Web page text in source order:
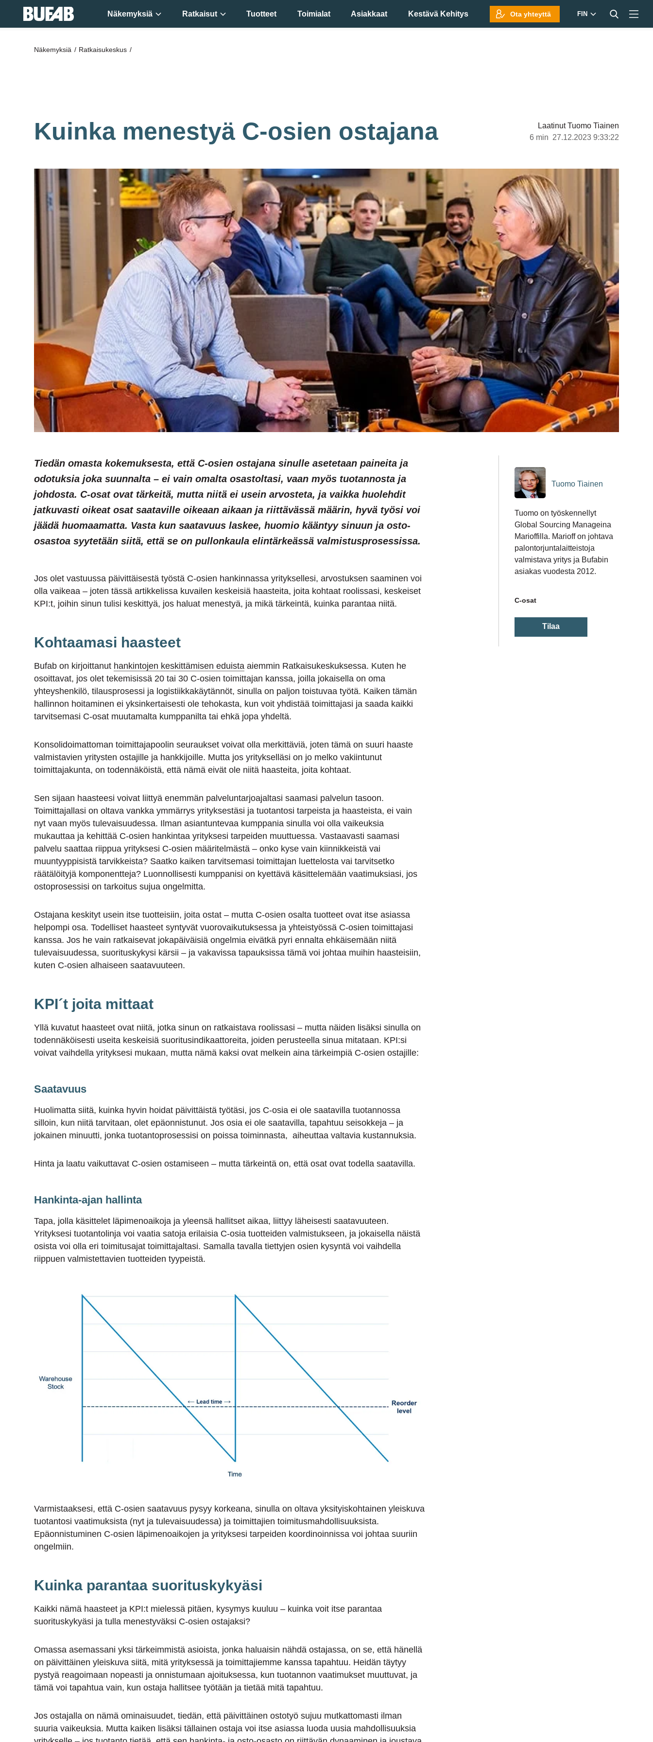
Näkemyksiä Ratkaisut Tuotteet Toimialat Asiakkaat Kestävä Kehitys Ota yhteyttä FIN
Näkemyksiä Ratkaisukeskus
Kuinka menestyä C-osien ostajana LaatinutTuomo Tiainen
6 min 27.12.2023 9:33:22
Tiedän omasta kokemuksesta, että C-osien ostajana sinulle asetetaan paineita ja
odotuksia joka suunnalta – ei vain omalta osastoltasi, vaan myös tuotannosta ja
johdosta. C-osat ovat tärkeitä, mutta niitä ei usein arvosteta, ja vaikka huolehdit
jatkuvasti oikeat osat saataville oikeaan aikaan ja riittävässä määrin, hyvä työsi voi
jäädä huomaamatta. Vasta kun saatavuus laskee, huomio kääntyy sinuun ja osto-
osastoa syytetään siitä, että se on pullonkaula elintärkeässä valmistusprosessissa.
Jos olet vastuussa päivittäisestä työstä C-osien hankinnassa yrityksellesi, arvostuksen saaminen voi
olla vaikeaa – joten tässä artikkelissa kuvailen keskeisiä haasteita, joita kohtaat roolissasi, keskeiset
KPI:t, joihin sinun tulisi keskittyä, jos haluat menestyä, ja mikä tärkeintä, kuinka parantaa niitä.
Kohtaamasi haasteet
Bufab on kirjoittanut hankintojen keskittämisen eduista aiemmin Ratkaisukeskuksessa. Kuten he
osoittavat, jos olet tekemisissä 20 tai 30 C-osien toimittajan kanssa, joilla jokaisella on oma
yhteyshenkilö, tilausprosessi ja logistiikkakäytännöt, sinulla on paljon toistuvaa työtä. Kaiken tämän
hallinnon hoitaminen ei yksinkertaisesti ole tehokasta, kun voit yhdistää toimittajasi ja saada kaikki
tarvitsemasi C-osat muutamalta kumppanilta tai ehkä jopa yhdeltä.
Konsolidoimattoman toimittajapoolin seuraukset voivat olla merkittäviä, joten tämä on suuri haaste
valmistavien yritysten ostajille ja hankkijoille. Mutta jos yritykselläsi on jo melko vakiintunut
toimittajakunta, on todennäköistä, että nämä eivät ole niitä haasteita, joita kohtaat.
Sen sijaan haasteesi voivat liittyä enemmän palveluntarjoajaltasi saamasi palvelun tasoon.
Toimittajallasi on oltava vankka ymmärrys yrityksestäsi ja tuotantosi tarpeista ja haasteista, ei vain
nyt vaan myös tulevaisuudessa. Ilman asiantuntevaa kumppania sinulla voi olla vaikeuksia
mukauttaa ja kehittää C-osien hankintaa yrityksesi tarpeiden muuttuessa. Vastaavasti saamasi
palvelu saattaa riippua yrityksesi C-osien määritelmästä – onko kyse vain kiinnikkeistä vai
muuntyyppisistä tarvikkeista? Saatko kaiken tarvitsemasi toimittajan luettelosta vai tarvitsetko
räätälöityjä komponentteja? Luonnollisesti kumppanisi on kyettävä käsittelemään vaatimuksiasi, jos
ostoprosessisi on tarkoitus sujua ongelmitta.
Ostajana keskityt usein itse tuotteisiin, joita ostat – mutta C-osien osalta tuotteet ovat itse asiassa
helpompi osa. Todelliset haasteet syntyvät vuorovaikutuksessa ja yhteistyössä C-osien toimittajasi
kanssa. Jos he vain ratkaisevat jokapäiväisiä ongelmia eivätkä pyri ennalta ehkäisemään niitä
tulevaisuudessa, suorituskykysi kärsii – ja vakavissa tapauksissa tämä voi johtaa muihin haasteisiin,
kuten C-osien alhaiseen saatavuuteen.
KPI´t joita mittaat
Yllä kuvatut haasteet ovat niitä, jotka sinun on ratkaistava roolissasi – mutta näiden lisäksi sinulla on
todennäköisesti useita keskeisiä suoritusindikaattoreita, joiden perusteella sinua mitataan. KPI:si
voivat vaihdella yrityksesi mukaan, mutta nämä kaksi ovat melkein aina tärkeimpiä C-osien ostajille:
Saatavuus
Huolimatta siitä, kuinka hyvin hoidat päivittäistä työtäsi, jos C-osia ei ole saatavilla tuotannossa
silloin, kun niitä tarvitaan, olet epäonnistunut. Jos osia ei ole saatavilla, tapahtuu seisokkeja – ja
jokainen minuutti, jonka tuotantoprosessisi on poissa toiminnasta, aiheuttaa valtavia kustannuksia.
Hinta ja laatu vaikuttavat C-osien ostamiseen – mutta tärkeintä on, että osat ovat todella saatavilla.
Hankinta-ajan hallinta
Tapa, jolla käsittelet läpimenoaikoja ja yleensä hallitset aikaa, liittyy läheisesti saatavuuteen.
Yrityksesi tuotantolinja voi vaatia satoja erilaisia C-osia tuotteiden valmistukseen, ja jokaisella näistä
osista voi olla eri toimitusajat toimittajaltasi. Samalla tavalla tiettyjen osien kysyntä voi vaihdella
riippuen valmistettavien tuotteiden tyypeistä.
Varmistaaksesi, että C-osien saatavuus pysyy korkeana, sinulla on oltava yksityiskohtainen yleiskuva
tuotantosi vaatimuksista (nyt ja tulevaisuudessa) ja toimittajien toimitusmahdollisuuksista.
Epäonnistuminen C-osien läpimenoaikojen ja yrityksesi tarpeiden koordinoinnissa voi johtaa suuriin
ongelmiin.
Kuinka parantaa suorituskykyäsi
Kaikki nämä haasteet ja KPI:t mielessä pitäen, kysymys kuuluu – kuinka voit itse parantaa
suorituskykyäsi ja tulla menestyväksi C-osien ostajaksi?
Omassa asemassani yksi tärkeimmistä asioista, jonka haluaisin nähdä ostajassa, on se, että hänellä
on päivittäinen yleiskuva siitä, mitä yrityksessä ja toimittajiemme kanssa tapahtuu. Heidän täytyy
pystyä reagoimaan nopeasti ja onnistumaan ajoituksessa, kun tuotannon vaatimukset muuttuvat, ja
tämä voi tapahtua vain, kun ostaja hallitsee työtään ja tietää mitä tapahtuu.
Jos ostajalla on nämä ominaisuudet, tiedän, että päivittäinen ostotyö sujuu mutkattomasti ilman
suuria vaikeuksia. Mutta kaiken lisäksi tällainen ostaja voi itse asiassa luoda uusia mahdollisuuksia
Tuomo Tiainen
Tuomo on työskennellyt
Global Sourcing Manageina
Marioffilla. Marioff on johtava
palontorjuntalaitteistoja
valmistava yritys ja Bufabin
asiakas vuodesta 2012.
C-osat
Tilaa
Seuraa
parhaat ratkaisut!